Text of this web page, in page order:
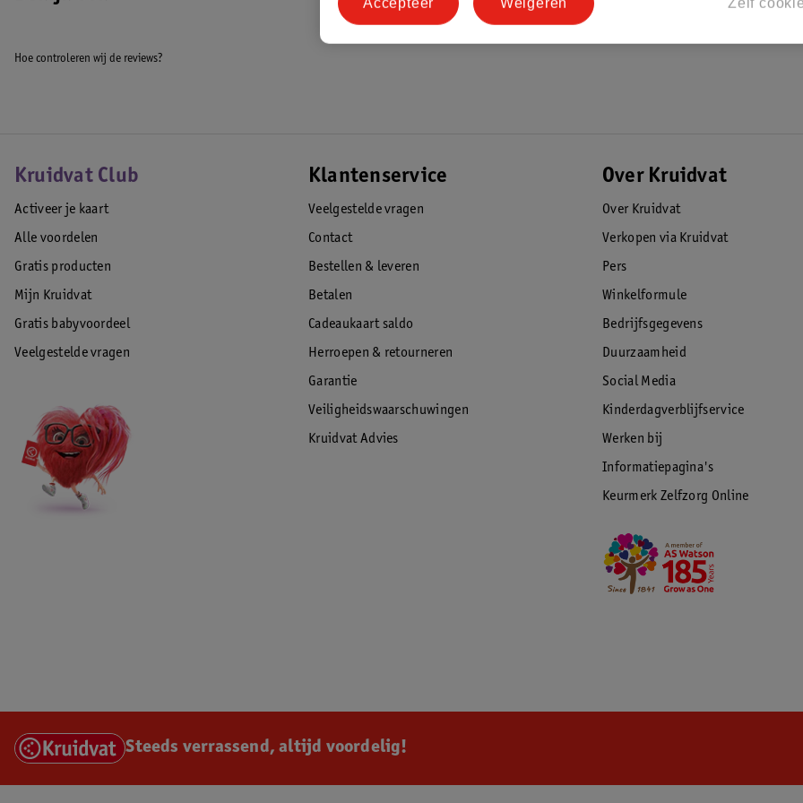
Hoe controleren wij de reviews?
Kruidvat Club
Activeer je kaart
Alle voordelen
Gratis producten
Mijn Kruidvat
Gratis babyvoordeel
Veelgestelde vragen
Klantenservice
Veelgestelde vragen
Contact
Bestellen & leveren
Betalen
Cadeaukaart saldo
Herroepen & retourneren
Garantie
Veiligheidswaarschuwingen
Kruidvat Advies
Over Kruidvat
Over Kruidvat
Verkopen via Kruidvat
Pers
Winkelformule
Bedrijfsgegevens
Duurzaamheid
Social Media
Kinderdagverblijfservice
Werken bij
Informatiepagina's
Keurmerk Zelfzorg Online
Steeds verrassend, altijd voordelig!